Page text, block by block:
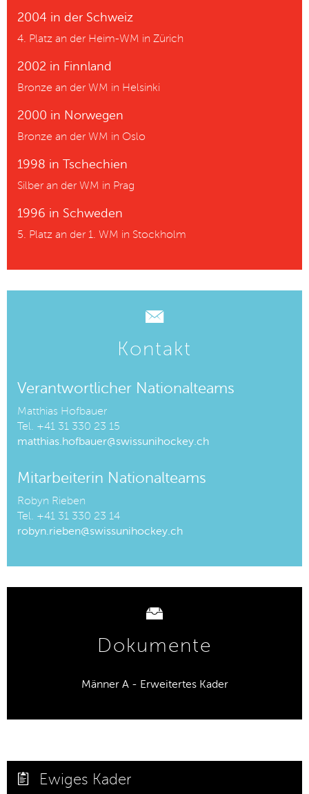
2004 in der Schweiz
4. Platz an der Heim-WM in Zürich
2002 in Finnland
Bronze an der WM in Helsinki
2000 in Norwegen
Bronze an der WM in Oslo
1998 in Tschechien
Silber an der WM in Prag
1996 in Schweden
5. Platz an der 1. WM in Stockholm
Kontakt
Verantwortlicher Nationalteams
Matthias Hofbauer
Tel. +41 31 330 23 15
matthias.hofbauer@swissunihockey.ch
Mitarbeiterin Nationalteams
Robyn Rieben
Tel. +41 31 330 23 14
robyn.rieben@swissunihockey.ch
Dokumente
Männer A - Erweitertes Kader
Ewiges Kader